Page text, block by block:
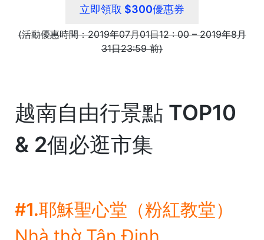
立即領取 $300優惠券
(活動優惠時間：2019年07月01日12 : 00 – 2019年8月
31日23:59 前)
越南自由行景點 TOP10
& 2個必逛市集
#1.耶穌聖心堂（粉紅教堂）
Nhà thờ Tân Định